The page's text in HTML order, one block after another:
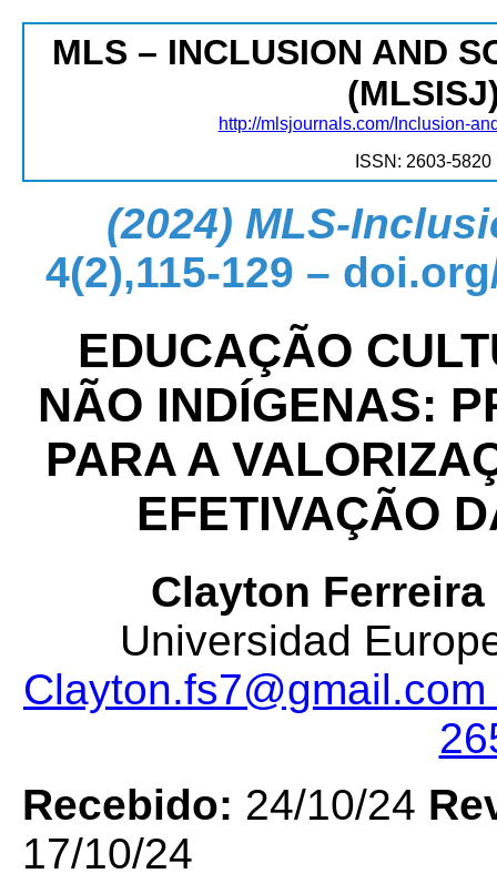
MLS – INCLUSION AND
http://mlsjournals.com/Inclusion-
ISSN: 2603-5820
(2024) MLS-
4(2),115-129 –
EDUCAÇÃO
NÃO INDÍGENAS:
PARA A
EFETIVAÇÃO
Clayton
Universidad
Clayton.fs7@gmail.com
Recebido: 24/10/24
17/10/24